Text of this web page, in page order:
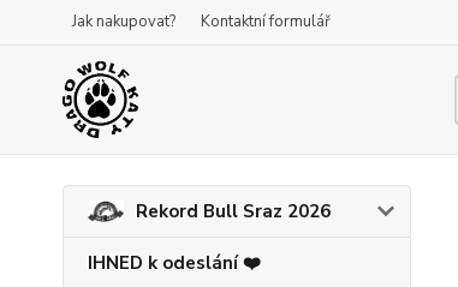
Jak nakupovat? Kontaktní formulář
Rekord Bull Sraz 2026
IHNED k odeslání ❤️